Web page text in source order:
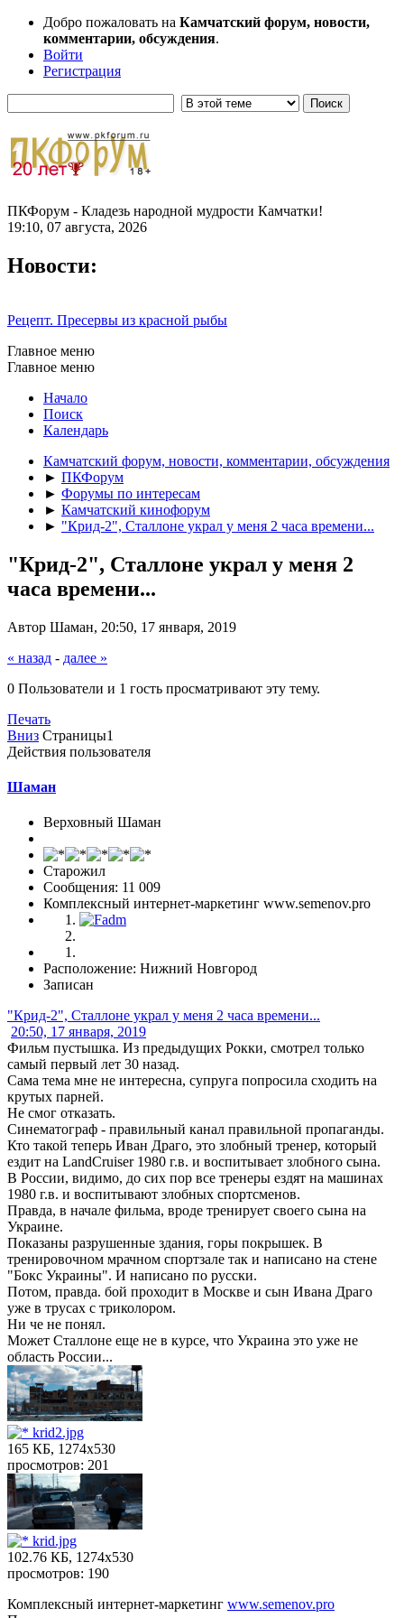
Добро пожаловать на Камчатский форум, новости,
комментарии, обсуждения.
Войти
Регистрация
ПКФорум - Кладезь народной мудрости Камчатки!
19:10, 07 августа, 2026
Новости:
Рецепт. Пресервы из красной рыбы
Главное меню
Главное меню
Начало
Поиск
Календарь
Камчатский форум, новости, комментарии, обсуждения
► ПКФорум
► Форумы по интересам
► Камчатский кинофорум
► "Крид-2", Сталлоне украл у меня 2 часа времени...
"Крид-2", Сталлоне украл у меня 2
часа времени...
Автор Шаман, 20:50, 17 января, 2019
« назад - далее »
0 Пользователи и 1 гость просматривают эту тему.
Печать
Вниз Страницы1
Действия пользователя
Шаман
Верховный Шаман
Старожил
Сообщения: 11 009
Комплексный интернет-маркетинг www.semenov.pro
Расположение: Нижний Новгород
Записан
"Крид-2", Сталлоне украл у меня 2 часа времени...
20:50, 17 января, 2019
Фильм пустышка. Из предыдущих Рокки, смотрел только
самый первый лет 30 назад.
Сама тема мне не интересна, супруга попросила сходить на
крутых парней.
Не смог отказать.
Синематограф - правильный канал правильной пропаганды.
Кто такой теперь Иван Драго, это злобный тренер, который
ездит на LandCruiser 1980 г.в. и воспитывает злобного сына.
В России, видимо, до сих пор все тренеры ездят на машинах
1980 г.в. и воспитывают злобных спортсменов.
Правда, в начале фильма, вроде тренирует своего сына на
Украине.
Показаны разрушенные здания, горы покрышек. В
тренировочном мрачном спортзале так и написано на стене
"Бокс Украины". И написано по русски.
Потом, правда. бой проходит в Москве и сын Ивана Драго
уже в трусах с триколором.
Ни че не понял.
Может Сталлоне еще не в курсе, что Украина это уже не
область России...
krid2.jpg
165 КБ, 1274x530
просмотров: 201
krid.jpg
102.76 КБ, 1274x530
просмотров: 190
Комплексный интернет-маркетинг www.semenov.pro